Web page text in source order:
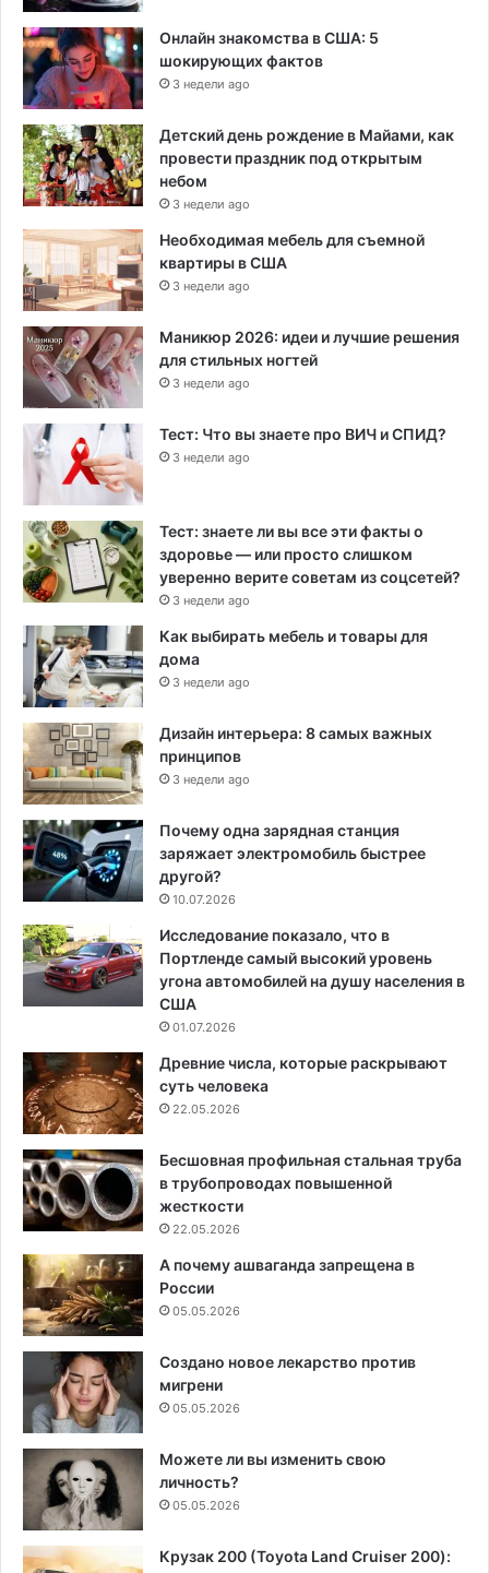
Онлайн знакомства в США: 5
шокирующих фактов
3 недели ago
Детский день рождение в Майами, как
провести праздник под открытым
небом
3 недели ago
Необходимая мебель для съемной
квартиры в США
3 недели ago
Маникюр 2026: идеи и лучшие решения
для стильных ногтей
3 недели ago
Тест: Что вы знаете про ВИЧ и СПИД?
3 недели ago
Тест: знаете ли вы все эти факты о
здоровье — или просто слишком
уверенно верите советам из соцсетей?
3 недели ago
Как выбирать мебель и товары для
дома
3 недели ago
Дизайн интерьера: 8 самых важных
принципов
3 недели ago
Почему одна зарядная станция
заряжает электромобиль быстрее
другой?
10.07.2026
Исследование показало, что в
Портленде самый высокий уровень
угона автомобилей на душу населения в
США
01.07.2026
Древние числа, которые раскрывают
суть человека
22.05.2026
Бесшовная профильная стальная труба
в трубопроводах повышенной
жесткости
22.05.2026
А почему ашваганда запрещена в
России
05.05.2026
Создано новое лекарство против
мигрени
05.05.2026
Можете ли вы изменить свою
личность?
05.05.2026
Крузак 200 (Toyota Land Cruiser 200):